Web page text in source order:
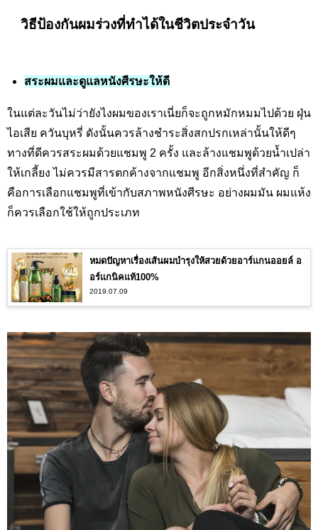
วิธีป้องกันผมร่วงที่ทำได้ในชีวิตประจำวัน
สระผมและดูแลหนังศีรษะให้ดี
ในแต่ละวันไม่ว่ายังไงผมของเราเนี่ยก็จะถูกหมักหมมไปด้วย ฝุ่น
ไอเสีย ควันบุหรี่ ดังนั้นควรล้างชำระสิ่งสกปรกเหล่านั้นให้ดีๆ
ทางที่ดีควรสระผมด้วยแชมพู 2 ครั้ง และล้างแชมพูด้วยน้ำเปล่า
ให้เกลี้ยง ไม่ควรมีสารตกค้างจากแชมพู อีกสิ่งหนึ่งที่สำคัญ ก็
คือการเลือกแชมพูที่เข้ากับสภาพหนังศีรษะ อย่างผมมัน ผมแห้ง
ก็ควรเลือกใช้ให้ถูกประเภท
หมดปัญหาเรื่องเส้นผมบำรุงให้สวยด้วยอาร์แกนออยล์ อ
อร์แกนิคแท้100%
2019.07.09